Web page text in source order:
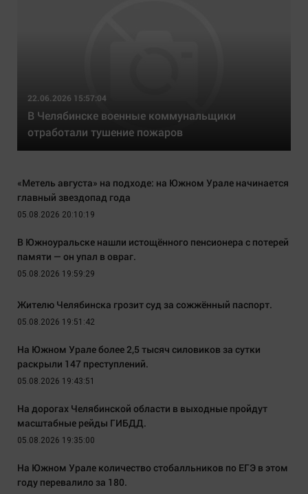
22.06.2026 15:57:04
В Челябинске военные коммунальщики
отработали тушение пожаров
«Метель августа» на подходе: на Южном Урале начинается
главный звездопад года
05.08.2026 20:10:19
В Южноуральске нашли истощённого пенсионера с потерей
памяти — он упал в овраг.
05.08.2026 19:59:29
Жителю Челябинска грозит суд за сожжённый паспорт.
05.08.2026 19:51:42
На Южном Урале более 2,5 тысяч силовиков за сутки
раскрыли 147 преступлений.
05.08.2026 19:43:51
На дорогах Челябинской области в выходные пройдут
масштабные рейды ГИБДД.
05.08.2026 19:35:00
На Южном Урале количество стобалльников по ЕГЭ в этом
году перевалило за 180.